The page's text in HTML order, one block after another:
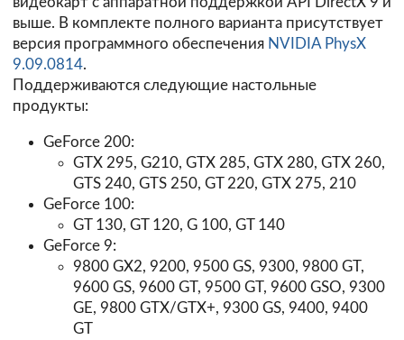
выше. В комплекте полного варианта присутствует
версия программного обеспечения NVIDIA PhysX
9.09.0814.
Поддерживаются следующие настольные
продукты:
GeForce 200:
GTX 295, G210, GTX 285, GTX 280, GTX 260,
GTS 240, GTS 250, GT 220, GTX 275, 210
GeForce 100:
GT 130, GT 120, G 100, GT 140
GeForce 9:
9800 GX2, 9200, 9500 GS, 9300, 9800 GT,
9600 GS, 9600 GT, 9500 GT, 9600 GSO, 9300
GE, 9800 GTX/GTX+, 9300 GS, 9400, 9400
GT